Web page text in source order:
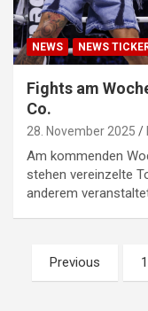
NEWS NEWS
Fights am
Co.
28. November 2025
Am kommenden
stehen vereinzelte
anderem
der
Previous 1